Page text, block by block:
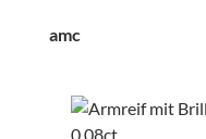
Produktgalerie
amc